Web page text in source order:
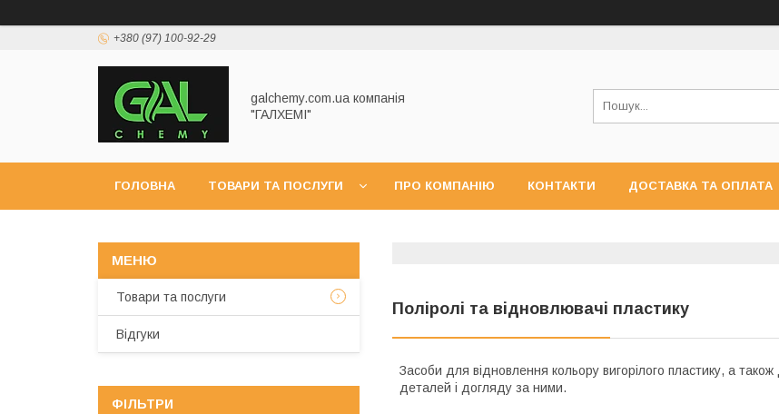
+380 (97) 100-92-29
galchemy.com.ua компанія
"ГАЛХЕМІ"
ГОЛОВНА ТОВАРИ ТА ПОСЛУГИ ПРО КОМПАНІЮ КОНТАКТИ ДОСТАВКА ТА ОПЛАТА
Поліролі та відновлювачі пластику
Засоби для відновлення кольору вигорілого пластику, а
деталей і догляду за ними.
Товари та послуги
Відгуки
ФІЛЬТРИ